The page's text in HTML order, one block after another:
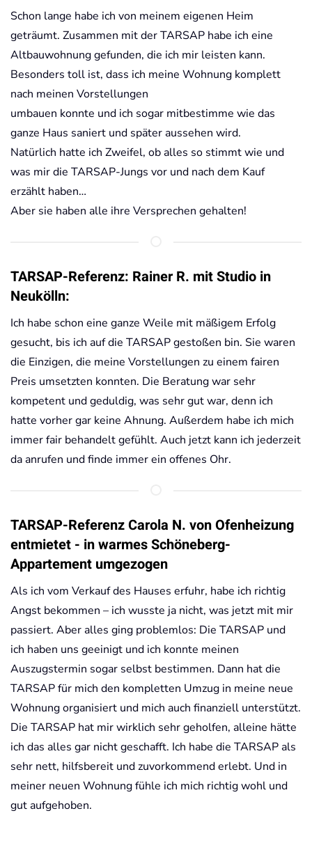
Schon lange habe ich von meinem eigenen Heim
geträumt. Zusammen mit der TARSAP habe ich eine
Altbauwohnung gefunden, die ich mir leisten kann.
Besonders toll ist, dass ich meine Wohnung komplett
nach meinen Vorstellungen
umbauen konnte und ich sogar mitbestimme wie das
ganze Haus saniert und später aussehen wird.
Natürlich hatte ich Zweifel, ob alles so stimmt wie und
was mir die TARSAP-Jungs vor und nach dem Kauf
erzählt haben…
Aber sie haben alle ihre Versprechen gehalten!
TARSAP-Referenz: Rainer R. mit Studio in
Neukölln:
Ich habe schon eine ganze Weile mit mäßigem Erfolg
gesucht, bis ich auf die TARSAP gestoßen bin. Sie waren
die Einzigen, die meine Vorstellungen zu einem fairen
Preis umsetzten konnten. Die Beratung war sehr
kompetent und geduldig, was sehr gut war, denn ich
hatte vorher gar keine Ahnung. Außerdem habe ich mich
immer fair behandelt gefühlt. Auch jetzt kann ich jederzeit
da anrufen und finde immer ein offenes Ohr.
TARSAP-Referenz Carola N. von Ofenheizung
entmietet - in warmes Schöneberg-
Appartement umgezogen
Als ich vom Verkauf des Hauses erfuhr, habe ich richtig
Angst bekommen – ich wusste ja nicht, was jetzt mit mir
passiert. Aber alles ging problemlos: Die TARSAP und
ich haben uns geeinigt und ich konnte meinen
Auszugstermin sogar selbst bestimmen. Dann hat die
TARSAP für mich den kompletten Umzug in meine neue
Wohnung organisiert und mich auch finanziell unterstützt.
Die TARSAP hat mir wirklich sehr geholfen, alleine hätte
ich das alles gar nicht geschafft. Ich habe die TARSAP als
sehr nett, hilfsbereit und zuvorkommend erlebt. Und in
meiner neuen Wohnung fühle ich mich richtig wohl und
gut aufgehoben.